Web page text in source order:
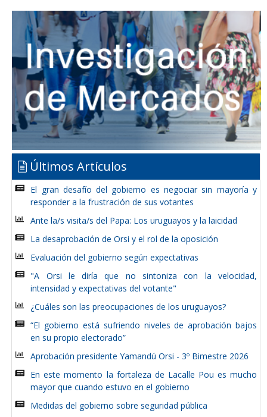
Últimos Artículos
El gran desafío del gobierno es negociar sin mayoría y
responder a la frustración de sus votantes
Ante la/s visita/s del Papa: Los uruguayos y la laicidad
La desaprobación de Orsi y el rol de la oposición
Evaluación del gobierno según expectativas
"A Orsi le diría que no sintoniza con la velocidad,
intensidad y expectativas del votante"
¿Cuáles son las preocupaciones de los uruguayos?
“El gobierno está sufriendo niveles de aprobación bajos
en su propio electorado”
Aprobación presidente Yamandú Orsi - 3º Bimestre 2026
En este momento la fortaleza de Lacalle Pou es mucho
mayor que cuando estuvo en el gobierno
Medidas del gobierno sobre seguridad pública